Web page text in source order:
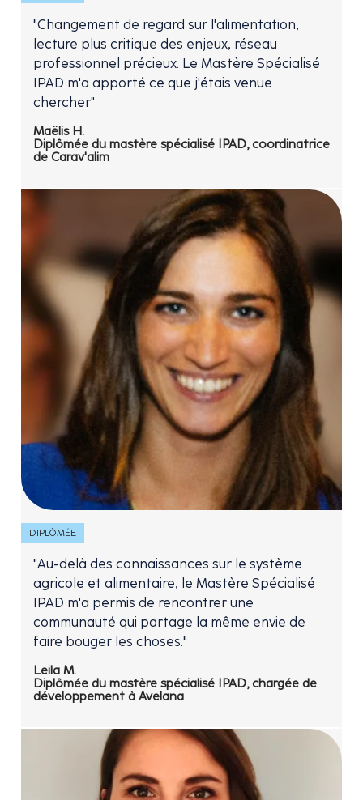
"Changement de regard sur l'alimentation,
lecture plus critique des enjeux, réseau
professionnel précieux. Le Mastère Spécialisé
IPAD m'a apporté ce que j'étais venue
chercher"
Maëlis H.
Diplômée du mastère spécialisé IPAD, coordinatrice
de Carav'alim
DIPLÔMÉE
"Au-delà des connaissances sur le système
agricole et alimentaire, le Mastère Spécialisé
IPAD m'a permis de rencontrer une
communauté qui partage la même envie de
faire bouger les choses."
Leila M.
Diplômée du mastère spécialisé IPAD, chargée de
développement à Avelana